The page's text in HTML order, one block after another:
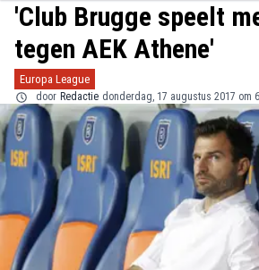
'Club Brugge speelt
tegen AEK Athene'
Europa League
door Redactie donderdag, 17 augustus 2017 om